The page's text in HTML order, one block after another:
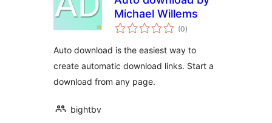
Michael Willems
(0कुल
दर)
Auto download is the easiest way to
create automatic download links. Start a
download from any page.
bightbv